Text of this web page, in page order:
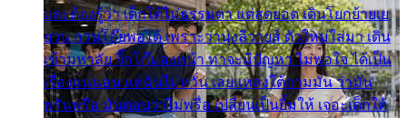
และต้องรู้ว่า เด็กใต้ไม่ธรรมดา แต่สุดยอด เดินโยกย้ายเย
ยวน กวนโอ๊ยพอได้ เพราะว่านุ่งลีวายส์ ตัวใหม่ใส่มา เดิน
เข้ามหาลัย จิ๊กโก๊มองหน้า ท่าจะมีปัญหา ไม่พอใจ ได้เป็น
เรื่องแน่นอน แต่ฉันไม่หวั่น เลยแหลงใต้ถามมัน ว่ามัน
พรั่นพรือ มันตอบว่าไม่พรื่อ เปลี่ยนเป็นยิ้มให้ เจอะเด็กใต้